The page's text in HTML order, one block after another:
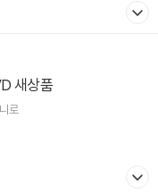
새상품
로